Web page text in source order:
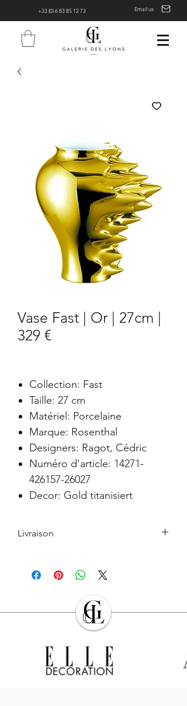
+33 (0) 6 83 85 12 73 Email us
Vase Fast | Or | 27cm |
329 €
Collection: Fast
Taille: 27 cm
Matériel: Porcelaine
Marque: Rosenthal
Designers: Ragot, Cédric
Numéro d'article: 14271-
426157-26027
Decor: Gold titanisiert
Livraison
Les Produits commandés seront livrés à
l’adresse indiquée par l’Acheteur lors de
Sauf cas de force majeure ou lors des
périodes de fermeture clairement
Produits en stock sont expédiés dans les
sept (7) jours suivant la date
d’enregistrement de la commande,